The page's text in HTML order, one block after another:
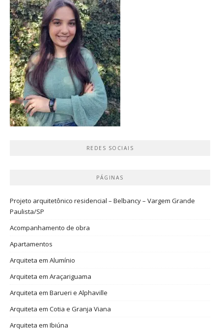
REDES SOCIAIS
PÁGINAS
Projeto arquitetônico residencial – Belbancy – Vargem Grande
Paulista/SP
Acompanhamento de obra
Apartamentos
Arquiteta em Alumínio
Arquiteta em Araçariguama
Arquiteta em Barueri e Alphaville
Arquiteta em Cotia e Granja Viana
Arquiteta em Ibiúna